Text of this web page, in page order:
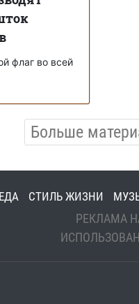
флаг во всей
Больше
ЕДА СТИЛЬ ЖИЗНИ
РЕКЛАМА